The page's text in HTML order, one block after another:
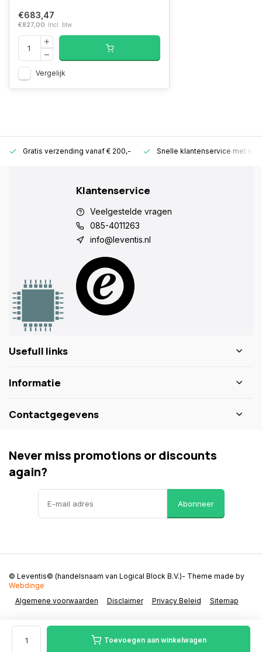
Toevoegen aan winkelwagen
€683,47
€827,00 Incl. btw
Vergelijk
Gratis verzending vanaf € 200,- Snelle klantenservice met
Klantenservice
Veelgestelde vragen
085-4011263
info@leventis.nl
Usefull links
Informatie
Contactgegevens
Never miss promotions or discounts
again?
Abonneer
Algemene voorwaarden Disclaimer Privacy Beleid Sitemap
© Leventis© (handelsnaam van Logical Block B.V.)- Theme made by
Webdinge